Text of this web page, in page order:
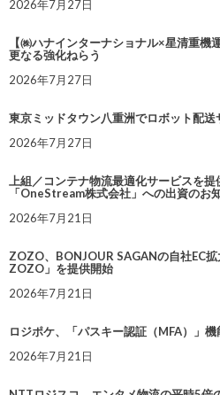
2026年7月27日
【㈱ハナインターナショナル×星清重
更なる強化ねらう
2026年7月27日
東京ミッドタウン八重洲でロボット配
2026年7月27日
上組／コンテナ物流最適化サービスを
「OneStream株式会社」への出資のお
2026年7月21日
ZOZO、BONJOUR SAGANの自社EC
ZOZO」を提供開始
2026年7月21日
ロジポケ、「パスキー認証（MFA）」機
2026年7月21日